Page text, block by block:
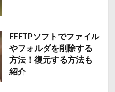
FFFTPソフトでファイル
やフォルダを削除する
方法！復元する方法も
紹介